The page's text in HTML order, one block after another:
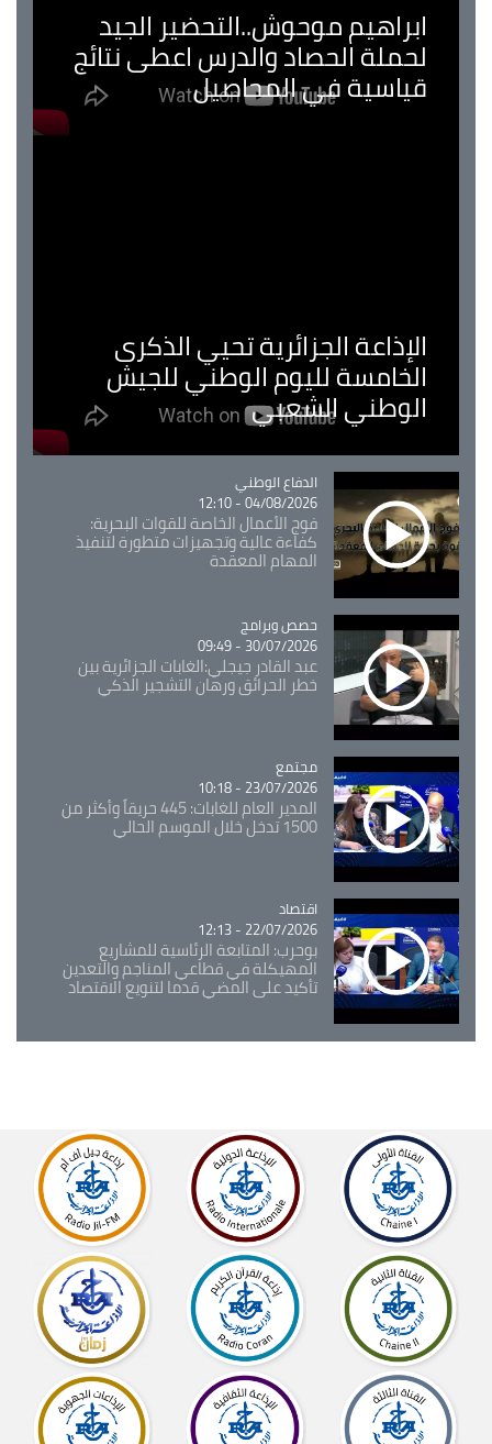
ابراهيم موحوش..التحضير الجيد
لحملة الحصاد والدرس اعطى نتائج
قياسية في المحاصيل
الإذاعة الجزائرية تحيي الذكرى
الخامسة لليوم الوطني للجيش
الوطني الشعبي
Catégorie
الدفاع الوطني
04/08/2026 - 12:10
فوج الأعمال الخاصة للقوات البحرية:
كفاءة عالية وتجهيزات متطورة لتنفيذ
المهام المعقدة
Catégorie
حصص وبرامج
30/07/2026 - 09:49
عبد القادر جيجلي:الغابات الجزائرية بين
خطر الحرائق ورهان التشجير الذكي
Catégorie
مجتمع
23/07/2026 - 10:18
المدير العام للغابات: 445 حريقاً وأكثر من
1500 تدخل خلال الموسم الحالي
Catégorie
اقتصاد
22/07/2026 - 12:13
بوحرب: المتابعة الرئاسية للمشاريع
المهيكلة في قطاعي المناجم والتعدين
تأكيد على المضي قدما لتنويع الاقتصاد